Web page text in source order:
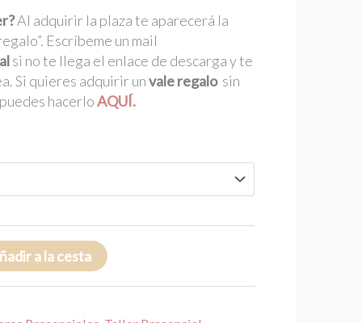
Al adquirir la plaza te aparecerá la
Escríbeme un mail
si no te llega el enlace de descarga y te
Si quieres adquirir unvale regalosin
hacerloAQUÍ.
a la cesta